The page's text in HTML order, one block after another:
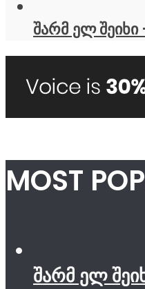
შარმ ელ შეიხი
MOST
შარმ ელ